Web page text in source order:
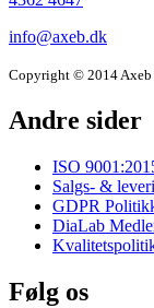
info@axeb.dk
Copyright © 2014 Axeb
Andre sider
ISO
Salgs- &
GDPR
DiaLab
Følg os